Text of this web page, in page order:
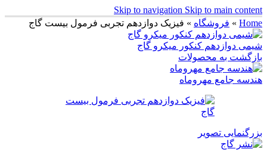
Skip to navigation Skip to main content
Home
» فروشگاه » فیزیک دوازدهم تجربی فرمول بیست گاج
شیمی دوازدهم کنکور میکرو گاج
بازگشت به محصولات
هندسه جامع مهروماه
بزرگنمایی تصویر